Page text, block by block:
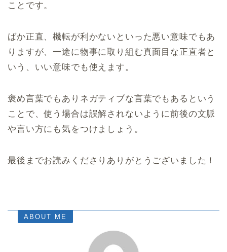
ことです。
ばか正直、機転が利かないといった悪い意味でもあ
りますが、一途に物事に取り組む真面目な正直者と
いう、いい意味でも使えます。
褒め言葉でもありネガティブな言葉でもあるという
ことで、使う場合は誤解されないように前後の文脈
や言い方にも気をつけましょう。
最後までお読みくださりありがとうございました！
ABOUT ME